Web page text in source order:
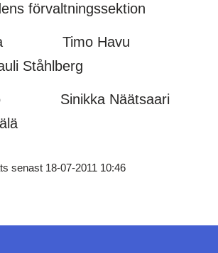
förvaltningssektion
Timo Havu
Sinikka Näätsaari
senast 18-07-2011 10:46